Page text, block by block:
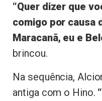
“Quer dizer que
comigo por causa
Maracanã, eu e
brincou.
Na sequência,
antiga com o Hino.